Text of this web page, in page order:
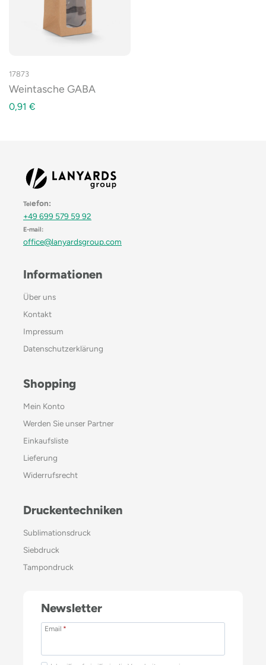
17873
Weintasche GABA
0,91 €
Telefon:
+49 699 579 59 92
E-mail:
office@lanyardsgroup.com
Informationen
Über uns
Kontakt
Impressum
Datenschutzerklärung
Shopping
Mein Konto
Werden Sie unser Partner
Einkaufsliste
Lieferung
Widerrufsrecht
Druckentechniken
Sublimationsdruck
Siebdruck
Tampondruck
Newsletter
Email *